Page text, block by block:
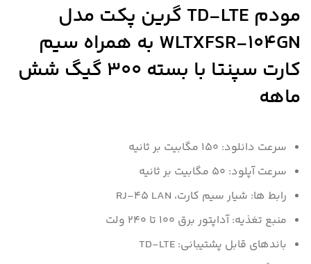
مودم TD-LTE گرین پکت مدل
WLTXFSR-104GN به همراه سیم
کارت سپنتا با بسته 300 گیگ شش
ماهه
سرعت دانلود: 150 مگابیت بر ثانیه
سرعت آپلود: 50 مگابیت بر ثانیه
رابط ها: شیار سیم کارت، RJ-45 LAN
منبع تغذیه: آداپتور برق 100 تا 240 ولت
باندهای قابل پشتیبانی: TD-LTE